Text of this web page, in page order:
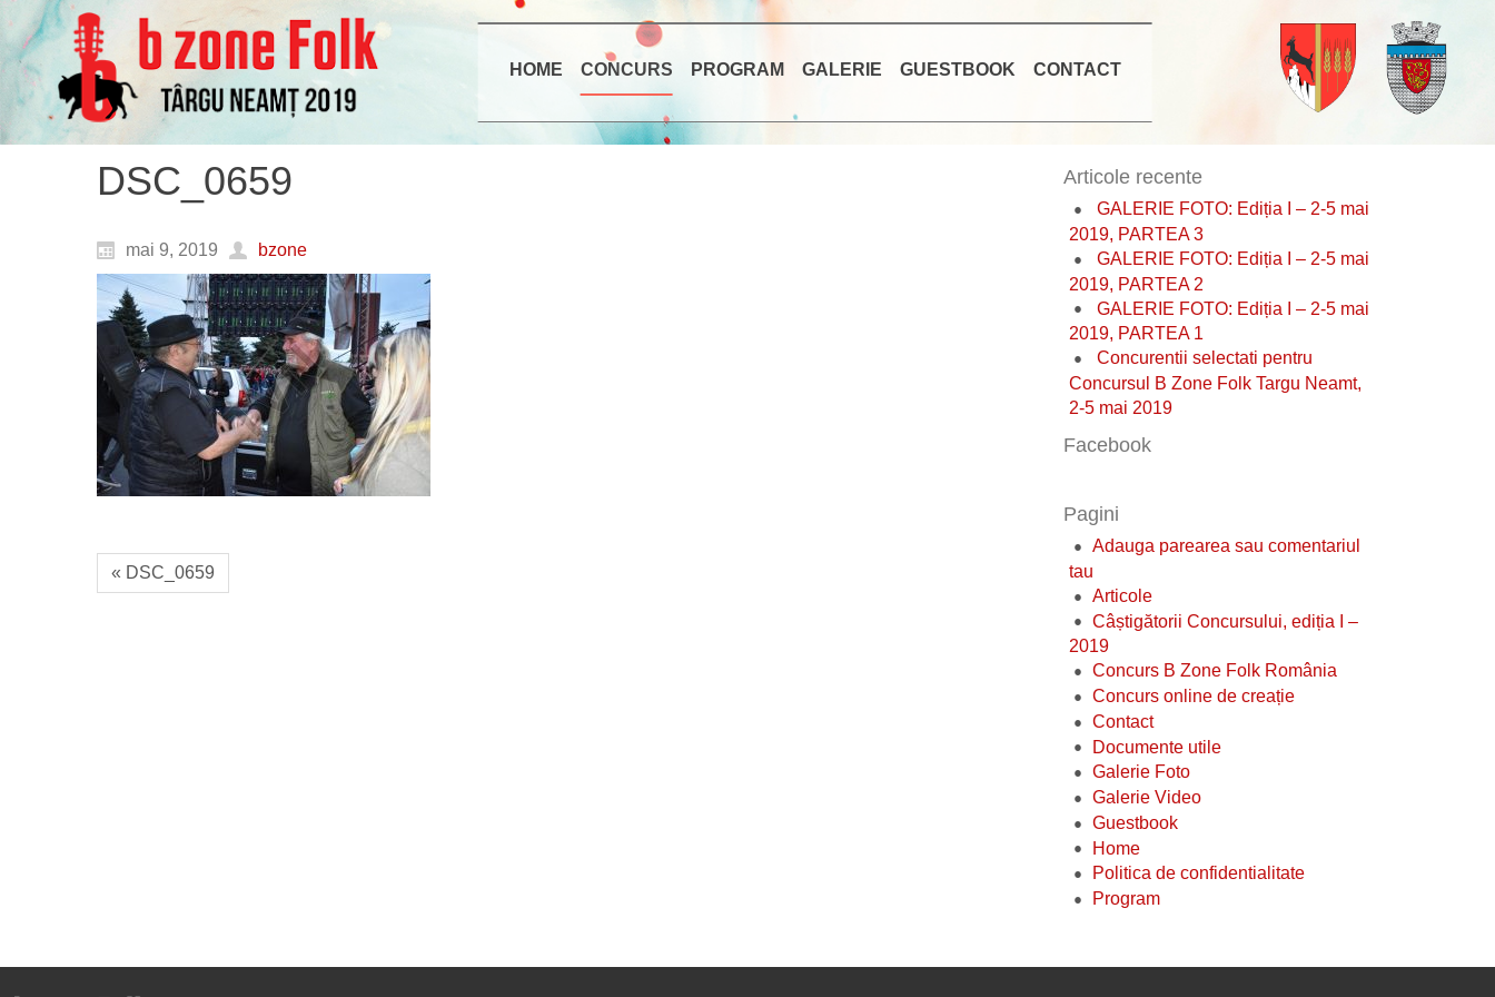
HOME CONCURS PROGRAM GALERIE GUESTBOOK CONTACT
DSC_0659
mai 9, 2019 bzone
« DSC_0659
Articole recente
GALERIE FOTO: Ediția I – 2-5 mai
2019, PARTEA 3
GALERIE FOTO: Ediția I – 2-5 mai
2019, PARTEA 2
GALERIE FOTO: Ediția I – 2-5 mai
2019, PARTEA 1
Concurentii selectati pentru
Concursul B Zone Folk Targu Neamt,
2-5 mai 2019
Facebook
Pagini
Adauga parearea sau comentariul
tau
Articole
Câștigătorii Concursului, ediția I –
2019
Concurs B Zone Folk România
Concurs online de creație
Contact
Documente utile
Galerie Foto
Galerie Video
Guestbook
Home
Politica de confidentialitate
Program